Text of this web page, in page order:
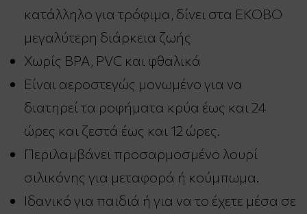
κατάλληλο για τρόφιμα, δίνει στα EKOBO
μεγαλύτερη διάρκεια ζωής
Χωρίς BPA, PVC και φθαλικά
Είναι αεροστεγώς μονωμένο για να
διατηρεί τα ροφήματα κρύα έως και 24
ώρες και ζεστά έως και 12 ώρες.
Περιλαμβάνει προσαρμοσμένο λουρί
σιλικόνης για μεταφορά ή κούμπωμα.
Ιδανικό για παιδιά ή για να το έχετε μέσα σε